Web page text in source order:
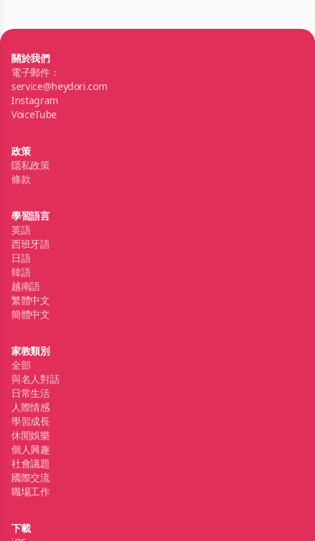
關於我們
電子郵件：
service@heydori.com
Instagram
VoiceTube
政策
隱私政策
條款
學習語言
英語
西班牙語
日語
韓語
越南語
繁體中文
簡體中文
家教類別
全部
與名人對話
日常生活
人際情感
學習成長
休閒娛樂
個人興趣
社會議題
國際交流
職場工作
下載